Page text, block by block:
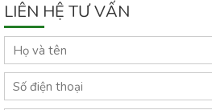
LIÊN HỆ TƯ VẤN